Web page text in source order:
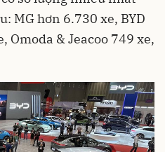
MG hơn 6.730 xe, BYD
Omoda & Jeacoo 749 xe,